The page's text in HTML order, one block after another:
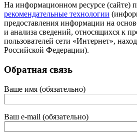
На информационном ресурсе (сайте)
рекомендательные технологии
предоставления информации на
и анализа сведений, относящихся к
пользователей сети «Интернет»,
Российской Федерации).
Обратная связь
Ваше имя (обязательно)
Ваш e-mail (обязательно)